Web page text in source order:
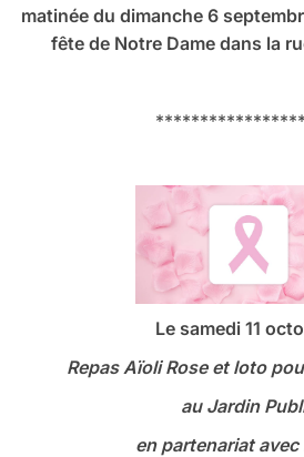
matinée du dimanche 6
fête de Notre Dame dans la
Le samedi 11
Repas Aïoli Rose et loto
au Jardin
en partenariat avec